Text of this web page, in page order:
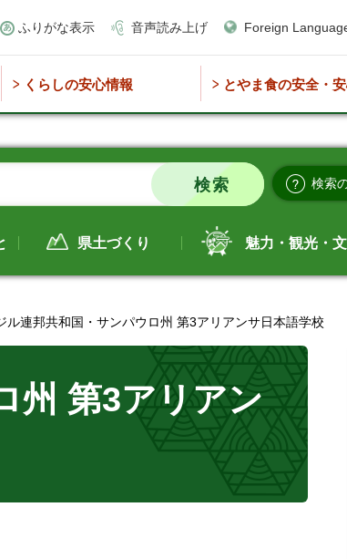
ふりがな表示 音声読み上げ
Foreign
くらしの安心情報 とやま食の安全・
検索
県土づくり 魅力・観光・
ル連邦共和国・サンパウロ州 第3アリアンサ日本語学校
州 第3アリアン